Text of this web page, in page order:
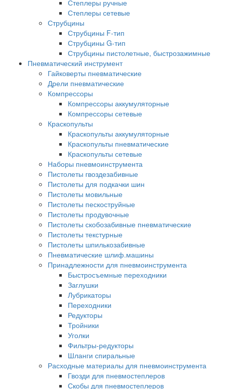
Степлеры ручные
Степлеры сетевые
Струбцины
Струбцины F-тип
Струбцины G-тип
Струбцины пистолетные, быстрозажимные
Пневматический инструмент
Гайковерты пневматические
Дрели пневматические
Компрессоры
Компрессоры аккумуляторные
Компрессоры сетевые
Краскопульты
Краскопульты аккумуляторные
Краскопульты пневматические
Краскопульты сетевые
Наборы пневмоинструмента
Пистолеты гвоздезабивные
Пистолеты для подкачки шин
Пистолеты мовильные
Пистолеты пескоструйные
Пистолеты продувочные
Пистолеты скобозабивные пневматические
Пистолеты текстурные
Пистолеты шпилькозабивные
Пневматические шлиф.машины
Принадлежности для пневмоинструмента
Быстросъемные переходники
Заглушки
Лубрикаторы
Переходники
Редукторы
Тройники
Уголки
Фильтры-редукторы
Шланги спиральные
Расходные материалы для пневмоинструмента
Гвозди для пневмостеплеров
Скобы для пневмостеплеров